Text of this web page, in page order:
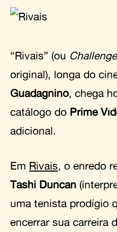
“Rivais” (ou
original), longa do
Guadagnino, chega
catálogo do Prime
adicional.
Em Rivais, o enredo
Tashi Duncan
uma tenista prodígio
encerrar sua carreira